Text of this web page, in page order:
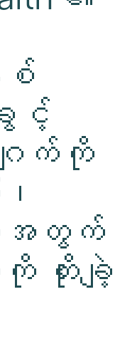
စ်
င့်
ျက်ကို
းအတွက်
တိုးချဲ့